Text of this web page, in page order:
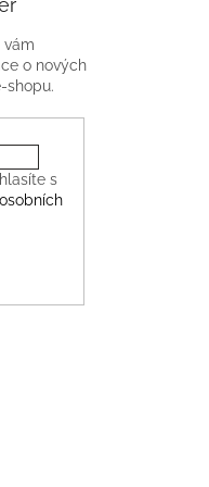
vám
o nových
shopu.
s